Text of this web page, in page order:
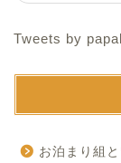
Tweets by
お泊まり組と